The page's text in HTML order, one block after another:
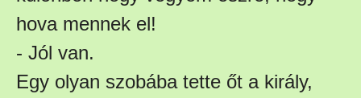
hova mennek el!
- Jól van.
Egy olyan szobába tette őt a király,